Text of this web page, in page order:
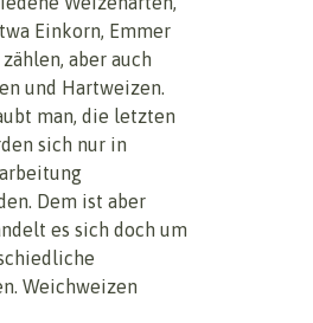
Einkorn, Emmer
aber auch
und Hartweizen.
man, die letzten
sich nur in
Dem ist aber
es sich doch um
Weichweizen